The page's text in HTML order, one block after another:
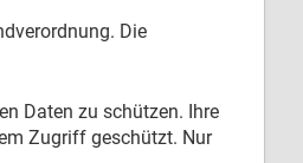
Die
Daten zu schützen. Ihre
Zugriff geschützt. Nur